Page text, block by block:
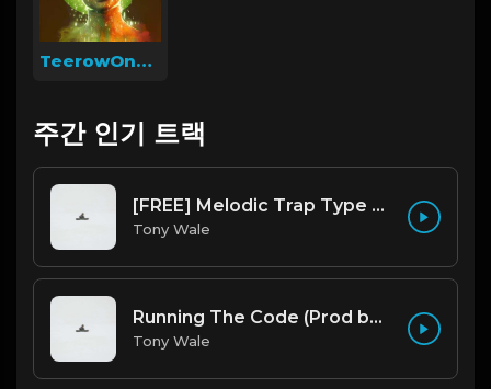
TeerowOnThaTrack
주간 인기 트랙
[FREE] Melodic Trap Type Beat - After Hours - bmin 95 (Prod. Cypher X Tony Wale)
Tony Wale
Running The Code (Prod by Tony Wale)
Tony Wale